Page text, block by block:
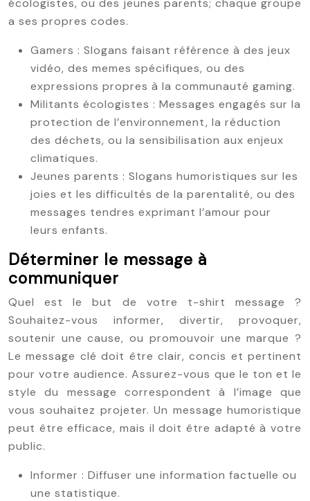
écologistes, ou des jeunes parents; chaque groupe
a ses propres codes.
Gamers : Slogans faisant référence à des jeux
vidéo, des memes spécifiques, ou des
expressions propres à la communauté gaming.
Militants écologistes : Messages engagés sur la
protection de l’environnement, la réduction
des déchets, ou la sensibilisation aux enjeux
climatiques.
Jeunes parents : Slogans humoristiques sur les
joies et les difficultés de la parentalité, ou des
messages tendres exprimant l’amour pour
leurs enfants.
Déterminer le message à
communiquer
Quel est le but de votre t-shirt message ?
Souhaitez-vous informer, divertir, provoquer,
soutenir une cause, ou promouvoir une marque ?
Le message clé doit être clair, concis et pertinent
pour votre audience. Assurez-vous que le ton et le
style du message correspondent à l’image que
vous souhaitez projeter. Un message humoristique
peut être efficace, mais il doit être adapté à votre
public.
Informer : Diffuser une information factuelle ou
une statistique.